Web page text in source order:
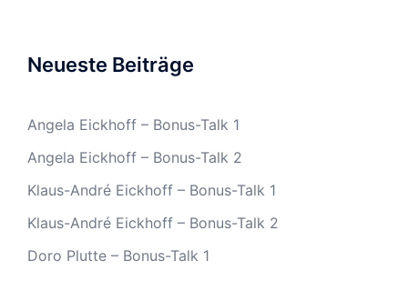
Neueste Beiträge
Angela Eickhoff – Bonus-Talk 1
Angela Eickhoff – Bonus-Talk 2
Klaus-André Eickhoff – Bonus-Talk 1
Klaus-André Eickhoff – Bonus-Talk 2
Doro Plutte – Bonus-Talk 1